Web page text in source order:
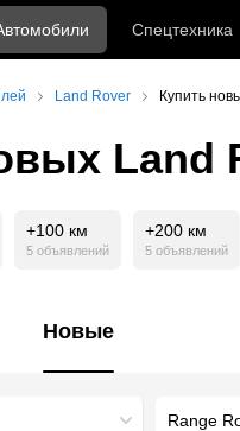
Спецтехника
Land Rover Купить
Land
+100 км
5 объявлений
+200 км
5 объявлений
Новые